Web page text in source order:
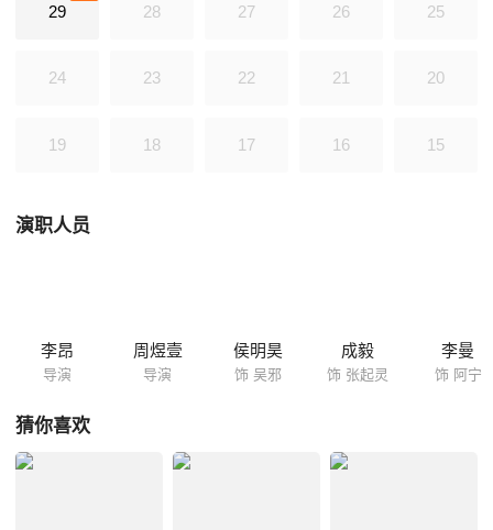
29 28 27 26 25
24 23 22 21 20
19 18 17 16 15
演职人员
李昂
导演
周煜壹
导演
侯明昊
饰 吴邪
成毅
饰 张起灵
李曼
饰 阿宁
猜你喜欢